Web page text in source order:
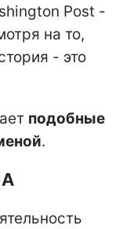
Post -
на то,
- это
подобные
.